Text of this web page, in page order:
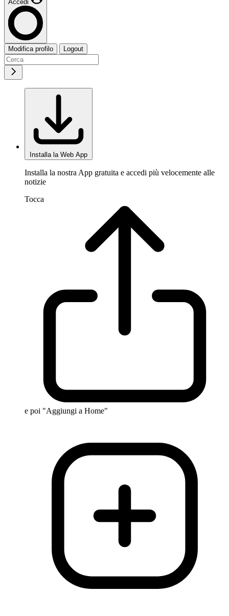
Accedi
Modifica profilo Logout
Installa la Web App
Installa la nostra App gratuita e accedi più velocemente alle
notizie
Tocca
e poi "Aggiungi a Home"